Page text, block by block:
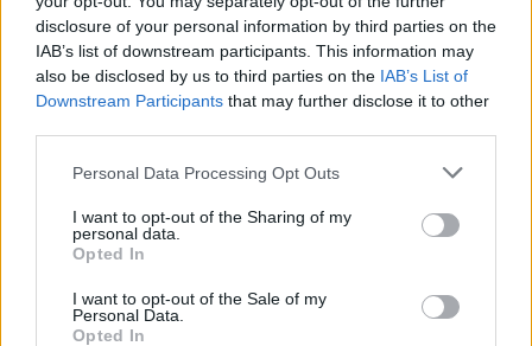
disclosure of your personal information by third parties on the
IAB’s list of downstream participants. This information may
also be disclosed by us to third parties on the IAB’s List of
Downstream Participants that may further disclose it to other
Please note that this website/app uses one or more Google
not limited to your visit or usage behaviour. You may click to
grant or deny consent to Google and its third-party tags to
use your data for below specified purposes in below Google
consent section.
Personal Data Processing Opt Outs
I want to opt-out of the Sharing of my
personal data.
Opted In
I want to opt-out of the Sale of my
Personal Data.
Opted In